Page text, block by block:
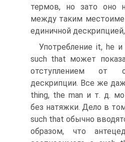
термов, но зато оно
между таким
единичной
Употребление it, he
such that может
отступлением от
дескрип­ции. Все же
thing, the man и т. д.
без натяжки. Дело в
such that обычно
образом, что